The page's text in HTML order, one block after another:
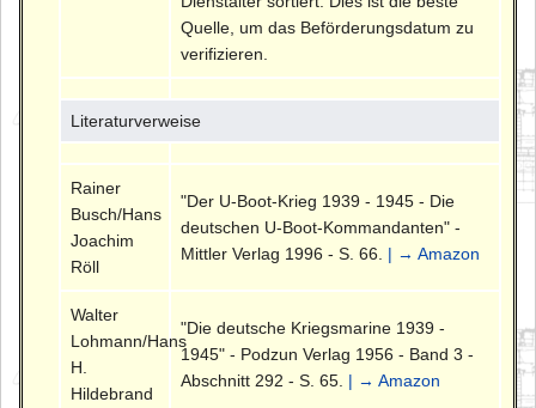
Quelle, um das Beförderungsdatum zu
verifizieren.
Literaturverweise
Rainer
Busch/Hans
Joachim
Röll
"Der U-Boot-Krieg 1939 - 1945 - Die
deutschen U-Boot-Kommandanten" -
Mittler Verlag 1996 - S. 66. | → Amazon
Walter
Lohmann/Hans
H.
Hildebrand
"Die deutsche Kriegsmarine 1939 -
1945" - Podzun Verlag 1956 - Band 3 -
Abschnitt 292 - S. 65. | → Amazon